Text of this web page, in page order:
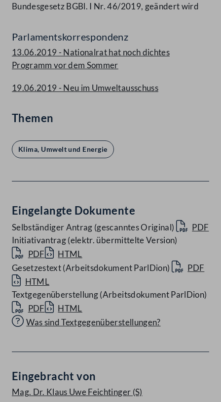
Bundesgesetz BGBl. I Nr. 46/2019, geändert wird
Parlamentskorrespondenz
13.06.2019 - Nationalrat hat noch dichtes
Programm vor dem Sommer
19.06.2019 - Neu im Umweltausschuss
Themen
Klima, Umwelt und Energie
Eingelangte Dokumente
Selbständiger Antrag (gescanntes Original)
PDF
Initiativantrag (elektr. übermittelte Version)
PDF
HTML
Gesetzestext (Arbeitsdokument ParlDion)
PDF
HTML
Textgegenüberstellung (Arbeitsdokument ParlDion)
PDF
HTML
Was sind Textgegenüberstellungen?
Eingebracht von
Mag. Dr. Klaus Uwe Feichtinger (S)